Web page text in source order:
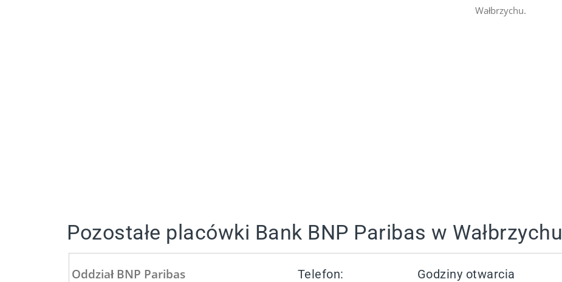
Wałbrzychu.
Pozostałe placówki Bank BNP Paribas w Wałbrzychu
Oddział BNP Paribas
Telefon: Godziny otwarcia